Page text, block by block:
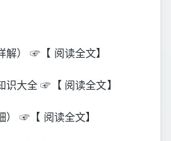
） ☞【 阅读全文】
大全 ☞【 阅读全文】
☞【 阅读全文】